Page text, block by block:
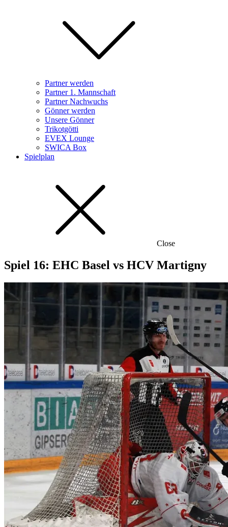
Partner werden
Partner 1. Mannschaft
Partner Nachwuchs
Gönner werden
Unsere Gönner
Trikotgötti
EVEX Lounge
SWICA Box
Spielplan
Close
Spiel 16: EHC Basel vs HCV Martigny